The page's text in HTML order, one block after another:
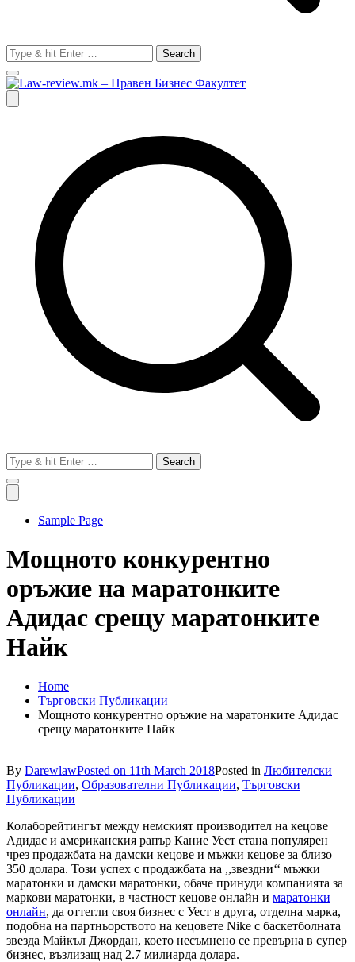
Search
for:
Law-review.mk – Правен Бизнес Факултет
Търговско, Гражданско и Процесуално право.
Search
for:
Sample Page
Мощното конкурентно
оръжие на маратонките
Адидас срещу маратонките
Найк
Home
Търговски Публикации
Мощното конкурентно оръжие на маратонките Адидас
срещу маратонките Найк
By DarewlawPosted on 11th March 2018Posted in Любителски
Публикации, Образователни Публикации, Търговски
Публикации
Колаборейтингът между немският производител на кецове
Адидас и американския рапър Кание Уест стана популярен
чрез продажбата на дамски кецове и мъжки кецове за близо
350 долара. Този успех с продажбата на ,,звездни‘‘ мъжки
маратонки и дамски маратонки, обаче принуди компанията за
маркови маратонки, в частност кецове онлайн и маратонки
онлайн, да оттегли своя бизнес с Уест в друга, отделна марка,
подобна на партньорството на кецовете Nike с баскетболната
звезда Майкъл Джордан, което несъмнено се превърна в супер
бизнес, възлизащ над 2.7 милиарда долара.